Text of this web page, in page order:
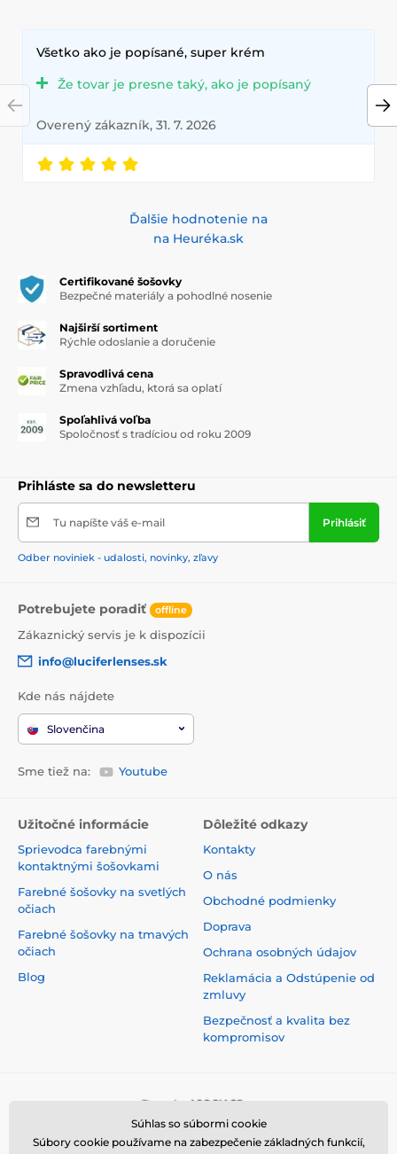
Všetko ako je popísané, super krém
Že tovar je presne taký, ako je popísaný
Overený zákazník, 31. 7. 2026
Ďalšie hodnotenie na
na Heuréka.sk
Certifikované šošovky
Bezpečné materiály a pohodlné nosenie
Najširší sortiment
Rýchle odoslanie a doručenie
Spravodlivá cena
Zmena vzhľadu, ktorá sa oplatí
Spoľahlivá voľba
Spoločnosť s tradíciou od roku 2009
Prihláste sa do newsletteru
Tu napíšte váš e-mail Prihlásiť
Odber noviniek - udalosti, novinky, zľavy
Potrebujete poradiť offline
Zákaznický servis je k dispozícii
info@luciferlenses.sk
Kde nás nájdete
Slovenčina
Sme tiež na: Youtube
Užitočné informácie
Sprievodca farebnými
kontaktnými šošovkami
Farebné šošovky na svetlých
očiach
Farebné šošovky na tmavých
očiach
Blog
Dôležité odkazy
Kontakty
O nás
Obchodné podmienky
Doprava
Ochrana osobných údajov
Reklamácia a Odstúpenie od
zmluvy
Bezpečnosť a kvalita bez
kompromisov
Súhlas so súbormi cookie
Súbory cookie používame na zabezpečenie základných funkcií,